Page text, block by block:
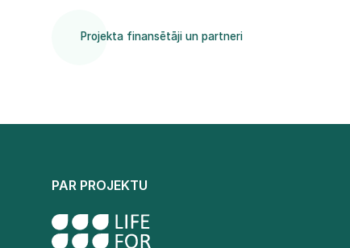
Projekta finansētāji un partneri
PAR PROJEKTU